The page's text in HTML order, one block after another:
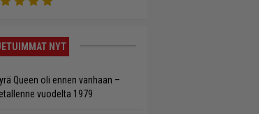
NYT
Queen oli ennen vanhaan –
vuodelta 1979